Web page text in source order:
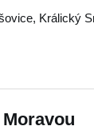
, Králický